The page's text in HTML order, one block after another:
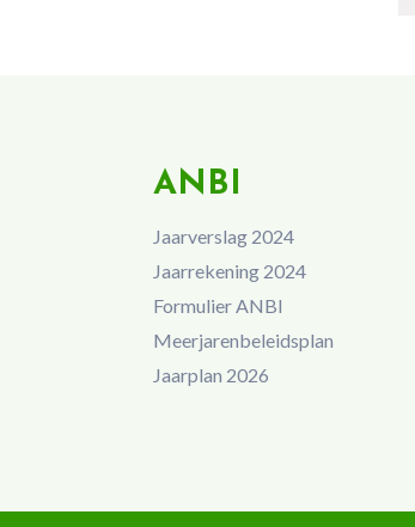
ANBI
Jaarverslag 2024
Jaarrekening 2024
Formulier ANBI
Meerjarenbeleidsplan
Jaarplan 2026